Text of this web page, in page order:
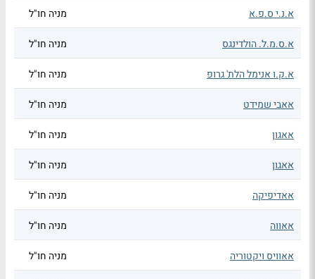
א.נ.י ס.פ.א מניה חו"ל
א.ס.מ.ל. הולדינגס מניה חו"ל
א.ק.ו אנימל הלת' גרופ מניה חו"ל
אאבי שמידט מניה חו"ל
אאגון מניה חו"ל
אאגון מניה חו"ל
אאדיפיקה מניה חו"ל
אאווה מניה חו"ל
אאוויס ויקטוריה מניה חו"ל